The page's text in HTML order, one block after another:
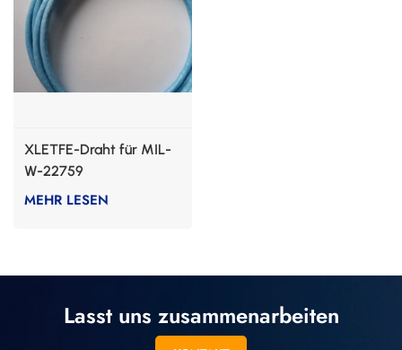
XLETFE-Draht für MIL-
W-22759
MEHR LESEN
Lasst uns zusammenarbeiten